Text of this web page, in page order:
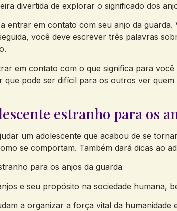
divertida de explorar o significado dos
entrar em contato com seu anjo da
você deve escrever três palavras
em contato com o que significa para
que pode ser difícil para os outros ver
estranho para os
um adolescente que acabou de se
se comportam. Também dará dicas ao
para os anjos da guarda
e seu propósito na sociedade humana,
a organizar a força vital da